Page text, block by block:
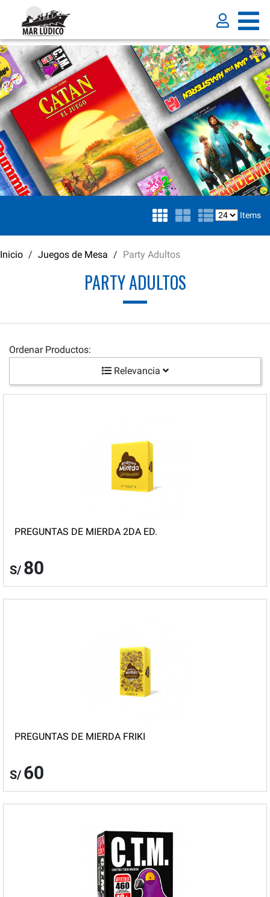
Items
Inicio Juegos de Mesa Party Adultos
PARTY ADULTOS
Ordenar Productos:
Relevancia
PREGUNTAS DE MIERDA 2DA ED.
S/ 80
PREGUNTAS DE MIERDA FRIKI
S/ 60